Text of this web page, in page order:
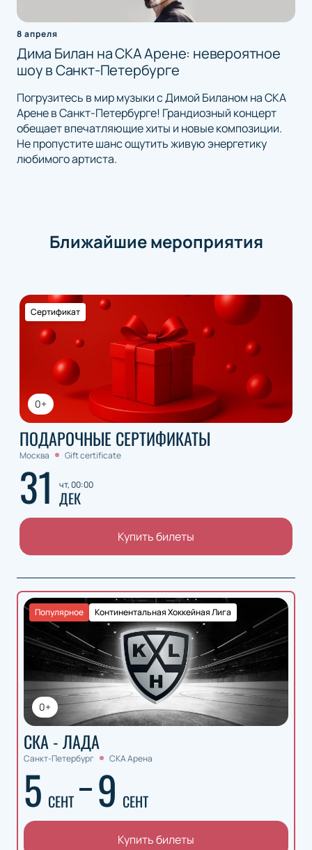
8 апреля
Дима Билан на СКА Арене: невероятное
шоу в Санкт-Петербурге
Погрузитесь в мир музыки с Димой Биланом на СКА
Арене в Санкт-Петербурге! Грандиозный концерт
обещает впечатляющие хиты и новые композиции.
Не пропустите шанс ощутить живую энергетику
любимого артиста.
Ближайшие мероприятия
0+
Сертификат
ПОДАРОЧНЫЕ СЕРТИФИКАТЫ
Москва Gift certificate
31 чт, 00:00
ДЕК
Купить билеты
0+
Континентальная Хоккейная Лига
Популярное
СКА - ЛАДА
Санкт-Петербург СКА Арена
5 СЕНТ 9 СЕНТ
Купить билеты